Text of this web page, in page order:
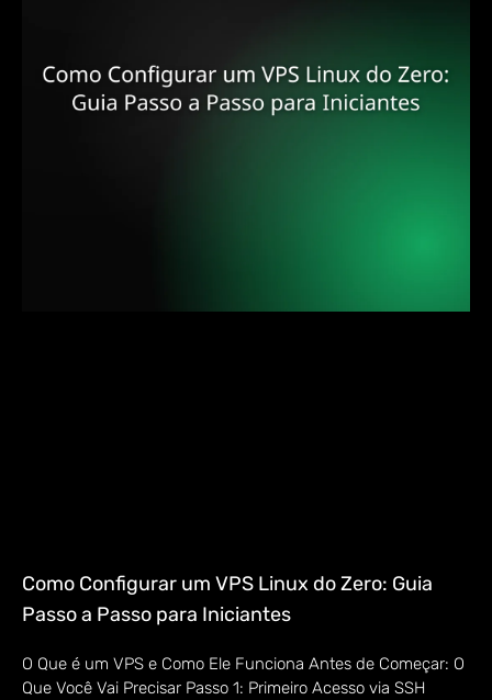
Como Configurar um VPS Linux do Zero: Guia
Passo a Passo para Iniciantes
O Que é um VPS e Como Ele Funciona Antes de Começar: O
Que Você Vai Precisar Passo 1: Primeiro Acesso via SSH